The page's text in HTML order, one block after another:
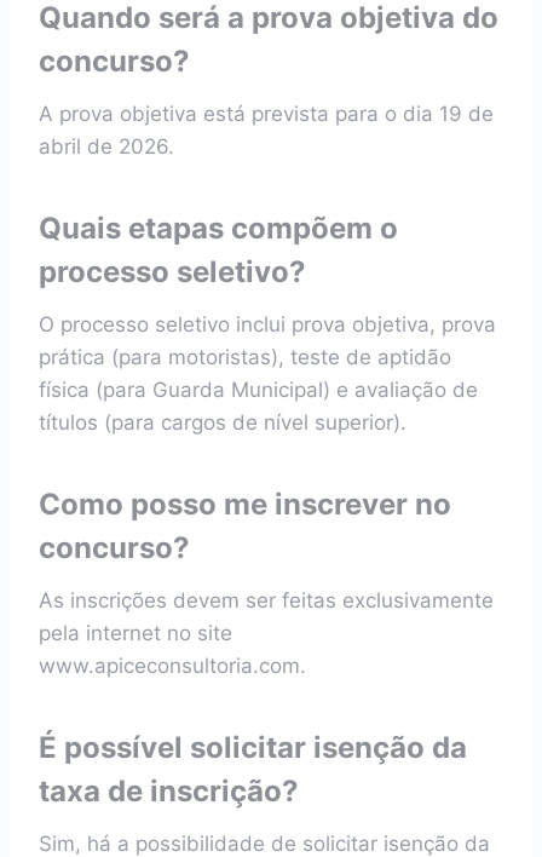
Quando será a prova objetiva do
concurso?
A prova objetiva está prevista para o dia 19 de
abril de 2026.
Quais etapas compõem o
processo seletivo?
O processo seletivo inclui prova objetiva, prova
prática (para motoristas), teste de aptidão
física (para Guarda Municipal) e avaliação de
títulos (para cargos de nível superior).
Como posso me inscrever no
concurso?
As inscrições devem ser feitas exclusivamente
pela internet no site
www.apiceconsultoria.com.
É possível solicitar isenção da
taxa de inscrição?
Sim, há a possibilidade de solicitar isenção da